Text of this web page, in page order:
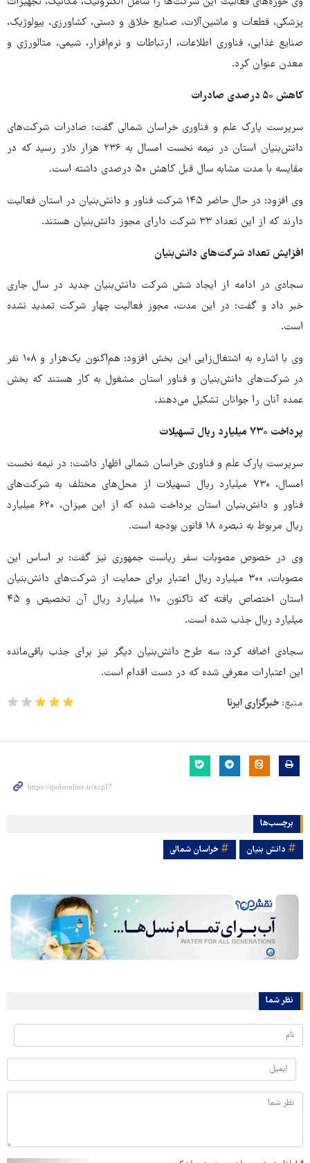
پزشکی، قطعات و ماشین‌آلات، صنایع خلاق و دستی، کشاورزی، بیولوژیک،
صنایع غذایی، فناوری اطلاعات، ارتباطات و نرم‌افزار، شیمی، متالورژی و
معدن عنوان کرد.
کاهش ۵۰ درصدی صادرات
سرپرست پارک علم و فناوری خراسان شمالی گفت: صادرات شرکت‌های
دانش‌بنیان استان در نیمه نخست امسال به ۲۳۶ هزار دلار رسید که در
مقایسه با مدت مشابه سال قبل کاهش ۵۰ درصدی داشته است.
وی افزود: در حال حاضر ۱۴۵ شرکت فناور و دانش‌بنیان در استان فعالیت
دارند که از این تعداد ۳۳ شرکت دارای مجوز دانش‌بنیان هستند.
افزایش تعداد شرکت‌های دانش‌بنیان
سجادی در ادامه از ایجاد شش شرکت دانش‌بنیان جدید در سال جاری
خبر داد و گفت: در این مدت، مجوز فعالیت چهار شرکت تمدید نشده
است.
وی با اشاره به اشتغال‌زایی این بخش افزود: هم‌اکنون یک‌هزار و ۱۰۸ نفر
در شرکت‌های دانش‌بنیان و فناور استان مشغول به کار هستند که بخش
عمده آنان را جوانان تشکیل می‌دهند.
پرداخت ۷۳۰ میلیارد ریال تسهیلات
سرپرست پارک علم و فناوری خراسان شمالی اظهار داشت: در نیمه نخست
امسال، ۷۳۰ میلیارد ریال تسهیلات از محل‌های مختلف به شرکت‌های
فناور و دانش‌بنیان استان پرداخت شده که از این میزان، ۶۲۰ میلیارد
ریال مربوط به تبصره ۱۸ قانون بودجه است.
وی در خصوص مصوبات سفر ریاست جمهوری نیز گفت: بر اساس این
مصوبات، ۳۰۰ میلیارد ریال اعتبار برای حمایت از شرکت‌های دانش‌بنیان
استان اختصاص یافته که تاکنون ۱۱۰ میلیارد ریال آن تخصیص و ۴۵
میلیارد ریال جذب شده است.
سجادی اضافه کرد: سه طرح دانش‌بنیان دیگر نیز برای جذب باقی‌مانده
این اعتبارات معرفی شده که در دست اقدام است.
منبع: خبرگزاری ایرنا
برچسب‌ها
دانش بنیان خراسان شمالی
نظر شما